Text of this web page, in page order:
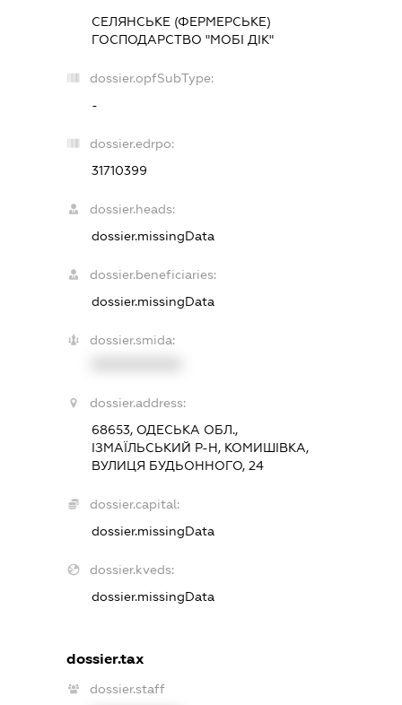
СЕЛЯНСЬКЕ (ФЕРМЕРСЬКЕ)
ГОСПОДАРСТВО "МОБІ ДІК"
dossier.opfSubType:
-
dossier.edrpo:
31710399
dossier.heads:
dossier.missingData
dossier.beneficiaries:
dossier.missingData
dossier.smida:
dossier.address:
68653, ОДЕСЬКА ОБЛ.,
ІЗМАЇЛЬСЬКИЙ Р-Н, КОМИШІВКА,
ВУЛИЦЯ БУДЬОННОГО, 24
dossier.capital:
dossier.missingData
dossier.kveds:
dossier.missingData
dossier.tax
dossier.staff